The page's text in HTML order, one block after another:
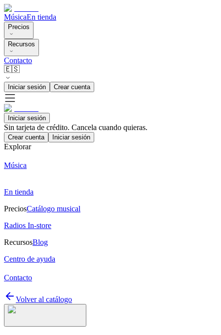
MúsicaEn tienda
Precios
Recursos
Contacto
🇪🇸
Iniciar sesión Crear cuenta
Iniciar sesión
Sin tarjeta de crédito. Cancela cuando quieras.
Crear cuenta Iniciar sesión
Explorar
Música
En tienda
PreciosCatálogo musical
Radios In-store
RecursosBlog
Centro de ayuda
Contacto
Volver al catálogo